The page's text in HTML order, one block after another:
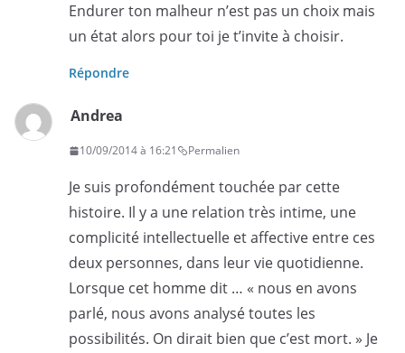
Endurer ton malheur n’est pas un choix mais
un état alors pour toi je t’invite à choisir.
Répondre
Andrea
10/09/2014 à 16:21 Permalien
Je suis profondément touchée par cette
histoire. Il y a une relation très intime, une
complicité intellectuelle et affective entre ces
deux personnes, dans leur vie quotidienne.
Lorsque cet homme dit … « nous en avons
parlé, nous avons analysé toutes les
possibilités. On dirait bien que c’est mort. » Je